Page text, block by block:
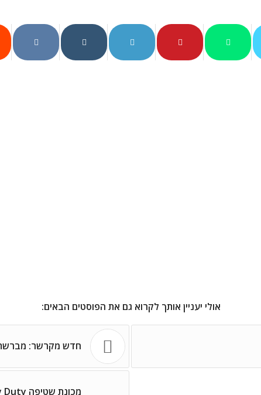
אולי יעניין אותך לקרוא גם את הפוסטים הבאים:
חדש מקרשר: מברשת
מכונת שטיפה Heavy Duty מ- Kärcher